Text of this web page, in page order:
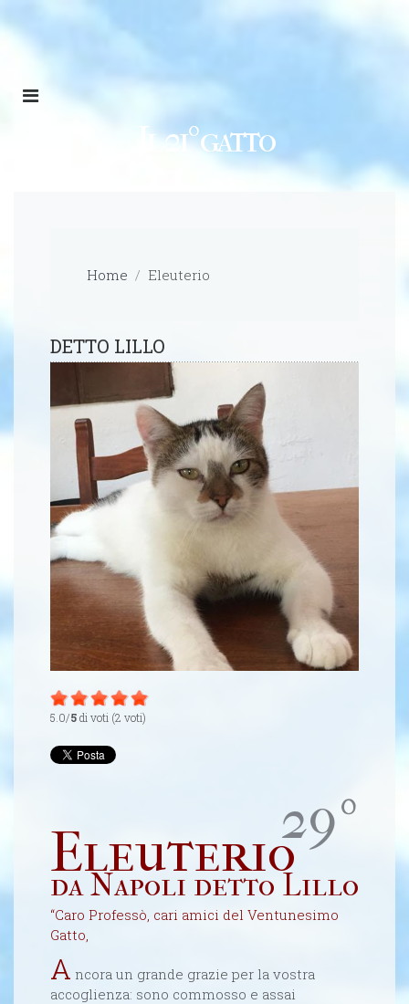
Il 21º gatto
Home Eleuterio
DETTO LILLO
5.0/5di voti (2 voti)
29º
Eleuterio
da Napoli detto Lillo
“Caro Professò, cari amici del Ventunesimo
Gatto,
A ncora un grande grazie per la vostra
accoglienza: sono commosso e assai